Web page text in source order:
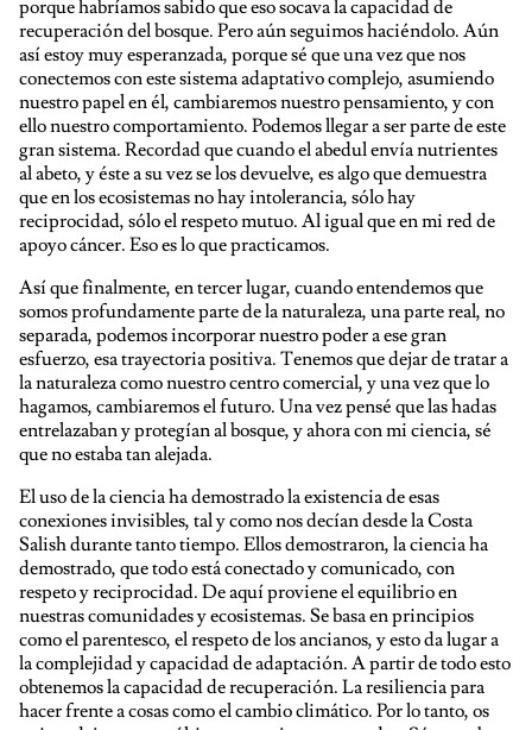
porque habríamos sabido que eso socava la capacidad de
recuperación del bosque. Pero aún seguimos haciéndolo. Aún
así estoy muy esperanzada, porque sé que una vez que nos
conectemos con este sistema adaptativo complejo, asumiendo
nuestro papel en él, cambiaremos nuestro pensamiento, y con
ello nuestro comportamiento. Podemos llegar a ser parte de este
gran sistema. Recordad que cuando el abedul envía nutrientes
al abeto, y éste a su vez se los devuelve, es algo que demuestra
que en los ecosistemas no hay intolerancia, sólo hay
reciprocidad, sólo el respeto mutuo. Al igual que en mi red de
apoyo cáncer. Eso es lo que practicamos.
Así que finalmente, en tercer lugar, cuando entendemos que
somos profundamente parte de la naturaleza, una parte real, no
separada, podemos incorporar nuestro poder a ese gran
esfuerzo, esa trayectoria positiva. Tenemos que dejar de tratar a
la naturaleza como nuestro centro comercial, y una vez que lo
hagamos, cambiaremos el futuro. Una vez pensé que las hadas
entrelazaban y protegían al bosque, y ahora con mi ciencia, sé
que no estaba tan alejada.
El uso de la ciencia ha demostrado la existencia de esas
conexiones invisibles, tal y como nos decían desde la Costa
Salish durante tanto tiempo. Ellos demostraron, la ciencia ha
demostrado, que todo está conectado y comunicado, con
respeto y reciprocidad. De aquí proviene el equilibrio en
nuestras comunidades y ecosistemas. Se basa en principios
como el parentesco, el respeto de los ancianos, y esto da lugar a
la complejidad y capacidad de adaptación. A partir de todo esto
obtenemos la capacidad de recuperación. La resiliencia para
hacer frente a cosas como el cambio climático. Por lo tanto, os